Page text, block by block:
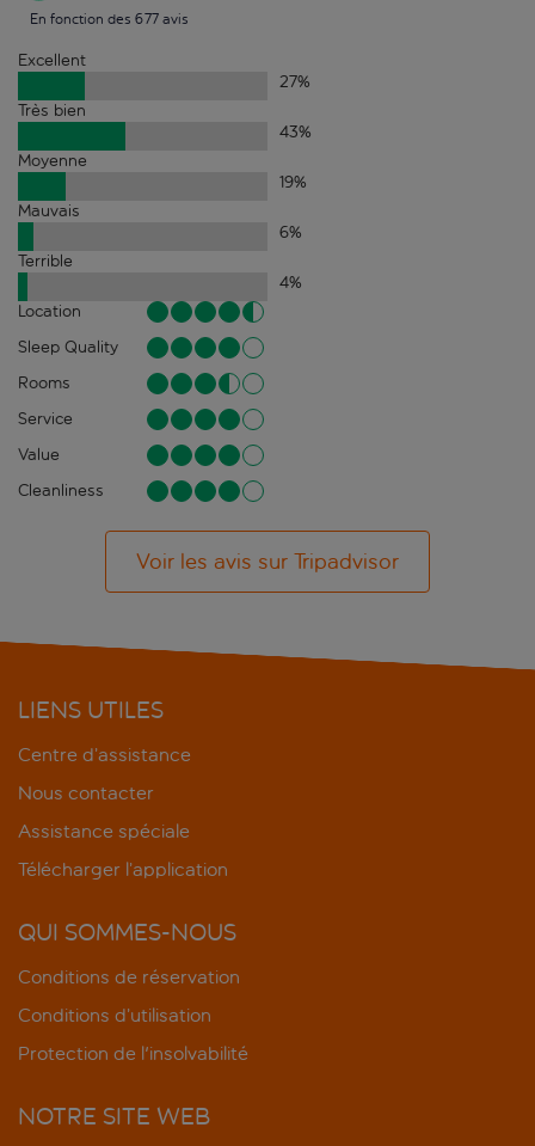
En fonction des 677 avis
Excellent
27%
Très bien
43%
Moyenne
19%
Mauvais
6%
Terrible
4%
Location
Sleep Quality
Rooms
Service
Value
Cleanliness
Voir les avis sur Tripadvisor
LIENS UTILES
Centre d’assistance
Nous contacter
Assistance spéciale
Télécharger l’application
QUI SOMMES-NOUS
Conditions de réservation
Conditions d’utilisation
Protection de l'insolvabilité
NOTRE SITE WEB